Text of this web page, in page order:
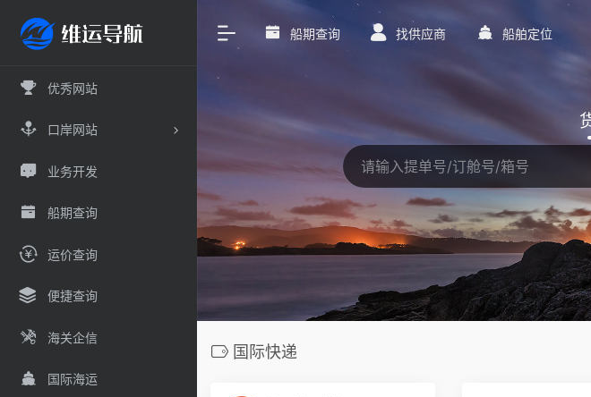
优秀网站
口岸网站
业务开发
船期查询
运价查询
便捷查询
海关企信
国际海运
船期查询 找供应商 船舶定位
国际快递